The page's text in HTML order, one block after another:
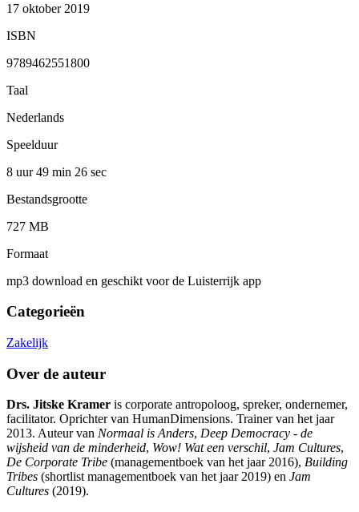
17 oktober 2019
ISBN
9789462551800
Taal
Nederlands
Speelduur
8 uur 49 min 26 sec
Bestandsgrootte
727 MB
Formaat
mp3 download en geschikt voor de Luisterrijk app
Categorieën
Zakelijk
Over de auteur
Drs. Jitske Kramer is corporate antropoloog, spreker, ondernemer,
facilitator. Oprichter van HumanDimensions. Trainer van het jaar
2013. Auteur van Normaal is Anders, Deep Democracy - de
wijsheid van de minderheid, Wow! Wat een verschil, Jam Cultures,
De Corporate Tribe (managementboek van het jaar 2016), Building
Tribes (shortlist managementboek van het jaar 2019) en Jam
Cultures (2019).